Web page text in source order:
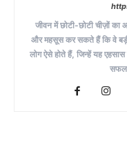
जीवन में छोटी-छोटी चीज़ों
और महसूस कर सकते हैं कि वे
लोग ऐसे होते हैं, जिन्हें यह एहसास